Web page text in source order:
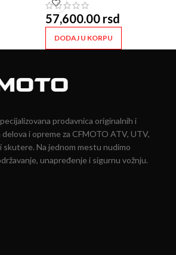
57,600.00 rsd
DODAJ U KORPU
prodavnica originalnih i
i opreme za CFMOTO ATV, UTV,
skutere. Na jednom mestu nudimo
unapređenje i sigurnu vožnju.